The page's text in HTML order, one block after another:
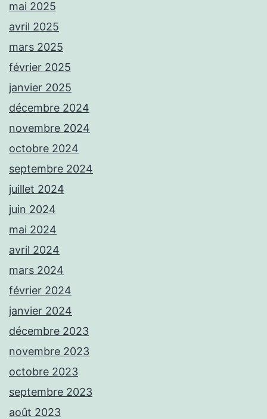
mai 2025
avril 2025
mars 2025
février 2025
janvier 2025
décembre 2024
novembre 2024
octobre 2024
septembre 2024
juillet 2024
juin 2024
mai 2024
avril 2024
mars 2024
février 2024
janvier 2024
décembre 2023
novembre 2023
octobre 2023
septembre 2023
août 2023